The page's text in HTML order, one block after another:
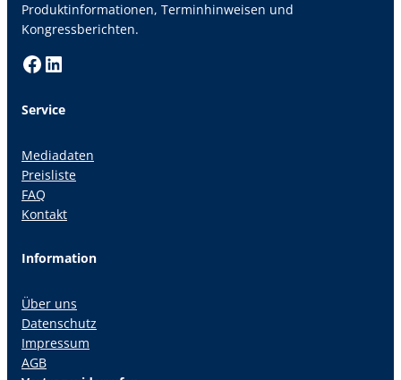
Produktinformationen, Terminhinweisen und
Kongressberichten.
Facebook LinkedIn
Service
Mediadaten
Preisliste
FAQ
Kontakt
Information
Über uns
Datenschutz
Impressum
AGB